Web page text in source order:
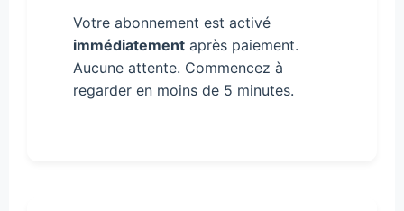
Votre abonnement est activé
immédiatement après paiement.
Aucune attente. Commencez à
regarder en moins de 5 minutes.